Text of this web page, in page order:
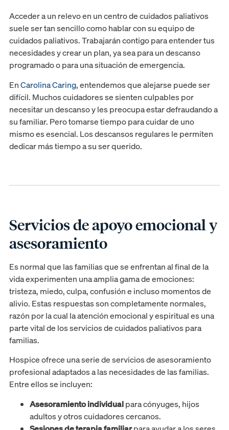
Acceder a un relevo en un centro de cuidados paliativos
suele ser tan sencillo como hablar con su equipo de
cuidados paliativos. Trabajarán contigo para entender tus
necesidades y crear un plan, ya sea para un descanso
programado o para una situación de emergencia.
EnCarolina Caring, entendemos que alejarse puede ser
difícil. Muchos cuidadores se sienten culpables por
necesitar un descanso y les preocupa estar defraudando a
su familiar. Pero tomarse tiempo para cuidar de uno
mismo es esencial. Los descansos regulares le permiten
dedicar más tiempo a su ser querido.
Servicios de apoyo emocional y
asesoramiento
Es normal que las familias que se enfrentan al final de la
vida experimenten una amplia gama de emociones:
tristeza, miedo, culpa, confusión e incluso momentos de
alivio. Estas respuestas son completamente normales,
razón por la cual la atención emocional y espiritual es una
parte vital de los servicios de cuidados paliativos para
familias.
Hospice ofrece una serie de servicios de asesoramiento
profesional adaptados a las necesidades de las familias.
Entre ellos se incluyen:
Asesoramiento individualpara cónyuges, hijos
adultos y otros cuidadores cercanos.